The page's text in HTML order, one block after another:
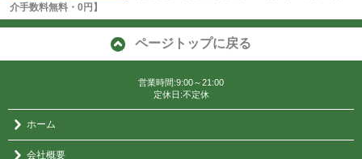
介手数料無料・0円】
ページトップに戻る
営業時間:9:00～21:00
定休日:不定休
ホーム
会社概要